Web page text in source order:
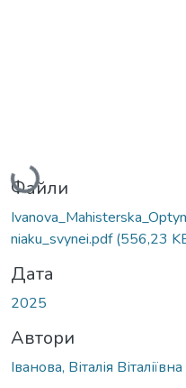
Вантажиться...
Файли
niaku_svynei.pdf(556,23
Дата
2025
Автори
Іванова, Віталія Віталіївна